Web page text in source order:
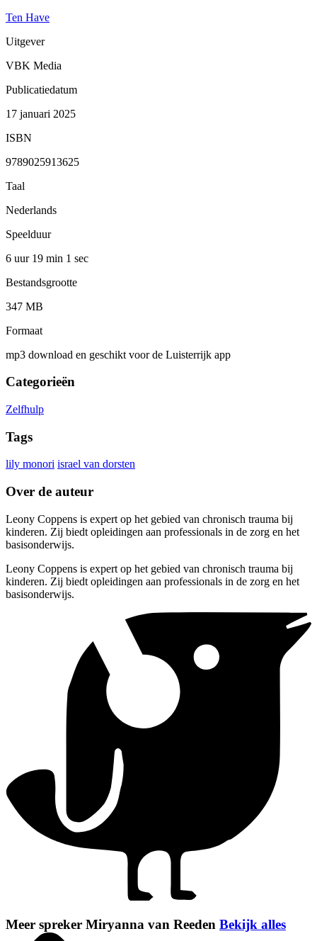
Ten Have
Uitgever
VBK Media
Publicatiedatum
17 januari 2025
ISBN
9789025913625
Taal
Nederlands
Speelduur
6 uur 19 min 1 sec
Bestandsgrootte
347 MB
Formaat
mp3 download en geschikt voor de Luisterrijk app
Categorieën
Zelfhulp
Tags
lily monori israel van dorsten
Over de auteur
Leony Coppens is expert op het gebied van chronisch trauma bij
kinderen. Zij biedt opleidingen aan professionals in de zorg en het
basisonderwijs.
Leony Coppens is expert op het gebied van chronisch trauma bij
kinderen. Zij biedt opleidingen aan professionals in de zorg en het
basisonderwijs.
Meer spreker Miryanna van Reeden Bekijk alles